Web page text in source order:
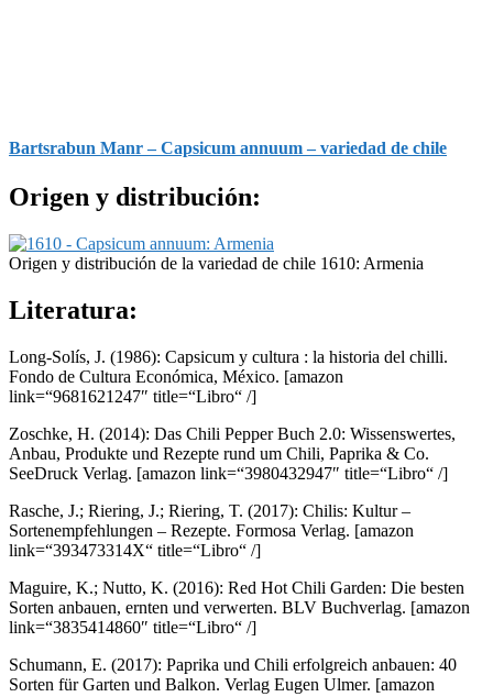
Bartsrabun Manr – Capsicum annuum – variedad de chile
Origen y distribución:
Origen y distribución de la variedad de chile 1610: Armenia
Literatura:
Long-Solís, J. (1986): Capsicum y cultura : la historia del chilli.
Fondo de Cultura Económica, México. [amazon
link=“9681621247″ title=“Libro“ /]
Zoschke, H. (2014): Das Chili Pepper Buch 2.0: Wissenswertes,
Anbau, Produkte und Rezepte rund um Chili, Paprika & Co.
SeeDruck Verlag. [amazon link=“3980432947″ title=“Libro“ /]
Rasche, J.; Riering, J.; Riering, T. (2017): Chilis: Kultur –
Sortenempfehlungen – Rezepte. Formosa Verlag. [amazon
link=“393473314X“ title=“Libro“ /]
Maguire, K.; Nutto, K. (2016): Red Hot Chili Garden: Die besten
Sorten anbauen, ernten und verwerten. BLV Buchverlag. [amazon
link=“3835414860″ title=“Libro“ /]
Schumann, E. (2017): Paprika und Chili erfolgreich anbauen: 40
Sorten für Garten und Balkon. Verlag Eugen Ulmer. [amazon